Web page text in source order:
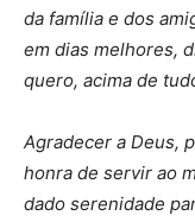
da família e dos
em dias melhores,
quero, acima de
Agradecer a Deus,
honra de servir ao
dado serenidade